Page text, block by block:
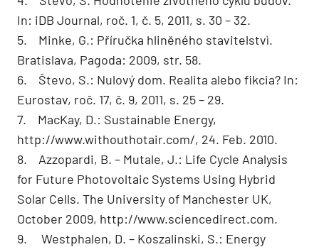
In: iDB Journal, roč. 1, č. 5, 2011, s. 30 – 32.
5. Minke, G.: Příručka hliněného stavitelstvì.
Bratislava, Pagoda: 2009, str. 58.
6. Števo, S.: Nulový dom. Realita alebo fikcia? In:
Eurostav, roč. 17, č. 9, 2011, s. 25 – 29.
7. MacKay, D.: Sustainable Energy,
http://www.withouthotair.com/, 24. Feb. 2010.
8. Azzopardi, B. – Mutale, J.: Life Cycle Analysis
for Future Photovoltaic Systems Using Hybrid
Solar Cells. The University of Manchester UK,
October 2009, http://www.sciencedirect.com.
9. Westphalen, D. – Koszalinski, S.: Energy